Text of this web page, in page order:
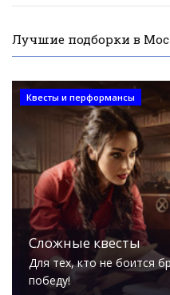
Лучшие подборки в
Квесты и перформансы
Сложные квесты
Для тех, кто не боится
победу!